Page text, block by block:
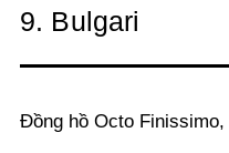
9. Bulgari
Đồng hồ Octo Finissimo,